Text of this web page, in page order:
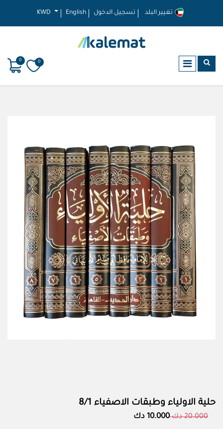
KWD English تسجيل الدخول
0
0
حلية الاولياء وطبقات الاصفياء 8/1
20.000 دك 10.000 دك